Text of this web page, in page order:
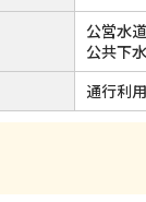
公営水
公共下
通行利